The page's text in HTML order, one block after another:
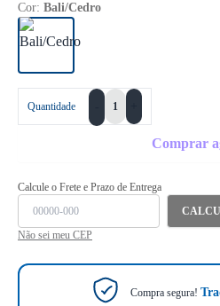
Cor: Bali/Cedro
Quantidade
Comprar
Calcule o Frete e Prazo de Entrega
Não sei meu CEP
Compra segura!